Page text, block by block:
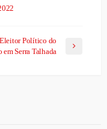
Político do
em Serra Talhada